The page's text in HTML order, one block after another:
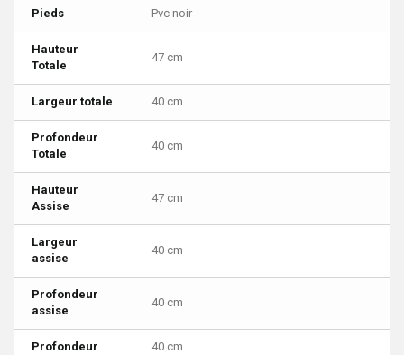
Pieds Pvc noir
Hauteur
Totale
47 cm
Largeur totale 40 cm
Profondeur
Totale
40 cm
Hauteur
Assise
47 cm
Largeur
assise
40 cm
Profondeur
assise
40 cm
Profondeur 40 cm